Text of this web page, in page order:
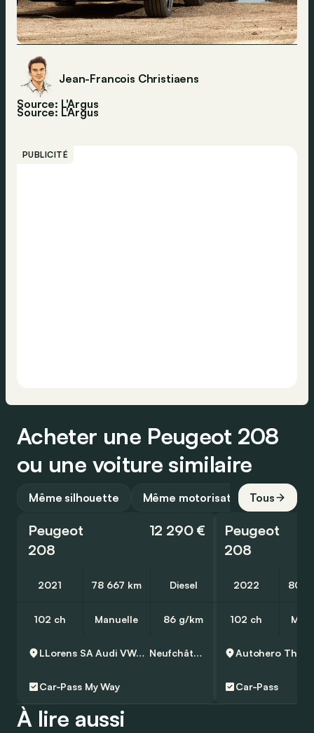
Jean-Francois Christiaens
Source: L'Argus
Source: L'Argus
PUBLICITÉ
Acheter une Peugeot 208
ou une voiture similaire
Même silhouette Même motorisation Tous
Peugeot
208
12 290 €
2021 78 667 km Diesel
102 ch Manuelle 86 g/km
LLorens SA Audi VW CVI Neufchâteau
Car-Pass My Way
Peugeot
208
2022 80
102 ch
Autohero
Car-Pass
À lire aussi